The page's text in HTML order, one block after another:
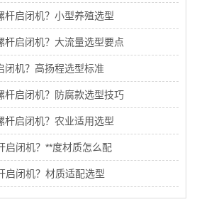
杆启闭机？小型养殖选型
杆启闭机？大流量选型要点
闭机？高扬程选型标准
杆启闭机？防腐款选型技巧
杆启闭机？农业适用选型
启闭机？**度材质怎么配
启闭机？材质适配选型